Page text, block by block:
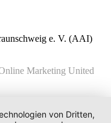
e. V. (AAI)
Marketing United
von Dritten,